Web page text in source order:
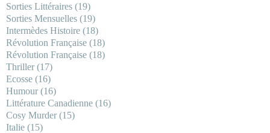
Sorties Littéraires (19)
Sorties Mensuelles (19)
Intermèdes Histoire (18)
Révolution Française (18)
Révolution Française (18)
Thriller(17)
Ecosse (16)
Humour(16)
Littérature Canadienne (16)
Cosy Murder(15)
Italie (15)